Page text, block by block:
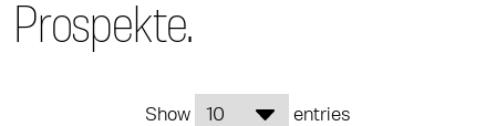
Prospekte.
Show entries